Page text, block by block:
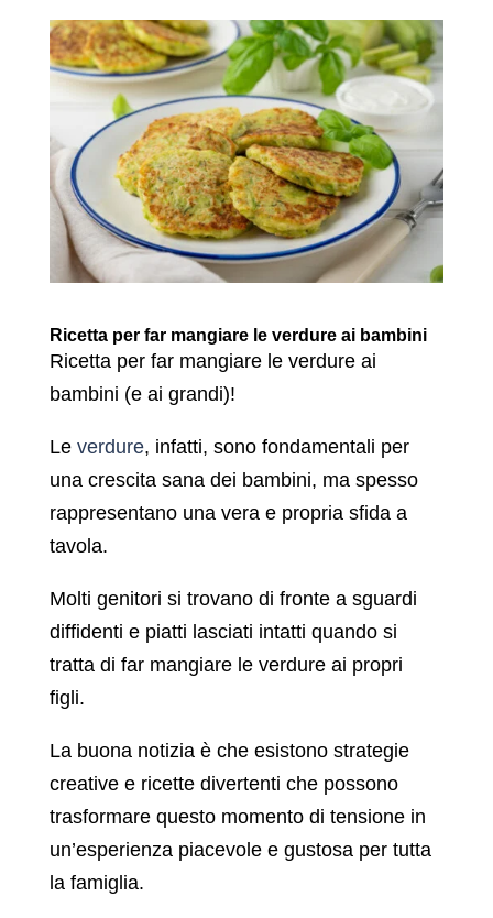
Ricetta per far mangiare le verdure ai bambini
Ricetta per far mangiare le verdure ai
bambini (e ai grandi)!
Le verdure, infatti, sono fondamentali per
una crescita sana dei bambini, ma spesso
rappresentano una vera e propria sfida a
tavola.
Molti genitori si trovano di fronte a sguardi
diffidenti e piatti lasciati intatti quando si
tratta di far mangiare le verdure ai propri
figli.
La buona notizia è che esistono strategie
creative e ricette divertenti che possono
trasformare questo momento di tensione in
un’esperienza piacevole e gustosa per tutta
la famiglia.